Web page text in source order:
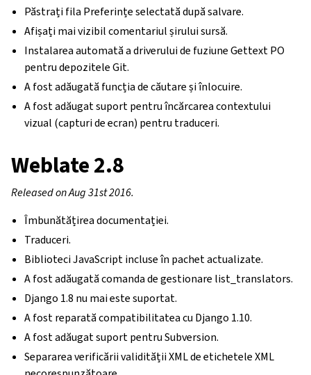
Păstrați fila Preferințe selectată după salvare.
Afișați mai vizibil comentariul șirului sursă.
Instalarea automată a driverului de fuziune Gettext PO
pentru depozitele Git.
A fost adăugată funcția de căutare și înlocuire.
A fost adăugat suport pentru încărcarea contextului
vizual (capturi de ecran) pentru traduceri.
Weblate 2.8
Released on Aug 31st 2016.
Îmbunătățirea documentației.
Traduceri.
Biblioteci JavaScript incluse în pachet actualizate.
A fost adăugată comanda de gestionare list_translators.
Django 1.8 nu mai este suportat.
A fost reparată compatibilitatea cu Django 1.10.
A fost adăugat suport pentru Subversion.
Separarea verificării validității XML de etichetele XML